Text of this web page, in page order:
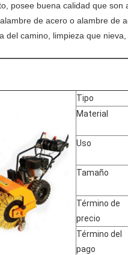
posee buena calidad que
de acero o alambre de
del camino, limpieza que
Tipo
Material
Uso
Tamaño
Término de
precio
Término del
pago